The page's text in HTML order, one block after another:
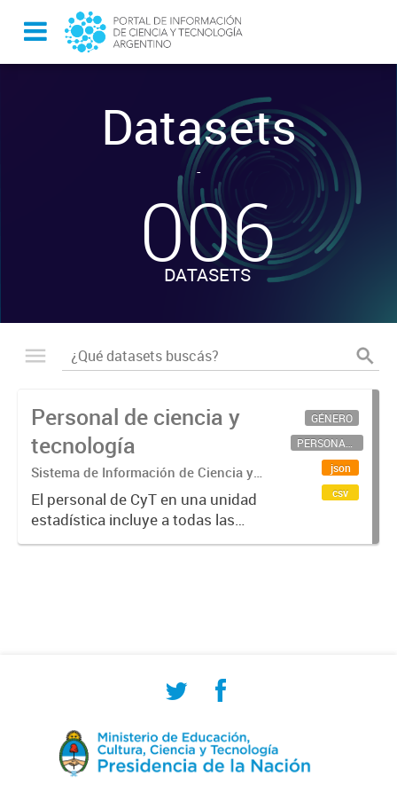
Datasets
-
006
DATASETS
Personal de ciencia y
tecnología
Sistema de Información de Ciencia y
Tecnología Argentino (SICYTAR)
El personal de CyT en una unidad
estadística incluye a todas las
personas involucradas
GÉNERO
PERSONAL CIENTÍFICO-TECNOLÓGICO
json
csv